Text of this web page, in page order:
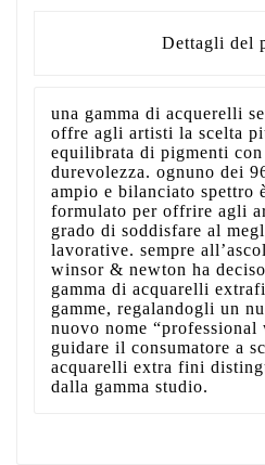
Dettagli del
una gamma di acquerelli
offre agli artisti la scelta
equilibrata di pigmenti
durevolezza. ognuno dei
ampio e bilanciato spettro
formulato per offrire agli
grado di soddisfare al
lavorative. sempre
winsor & newton ha
gamma di acquarelli
gamme, regalandogli un
nuovo nome
guidare il consumatore a
acquarelli extra fini
dalla gamma studio.